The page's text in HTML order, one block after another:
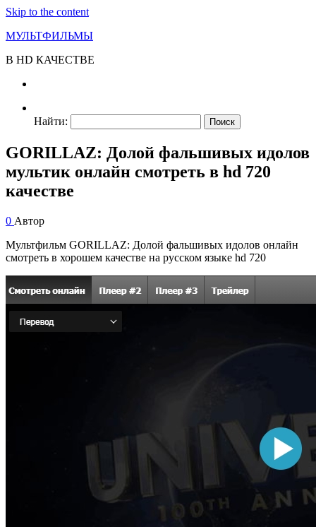
Skip to the content
МУЛЬТФИЛЬМЫ
В HD КАЧЕСТВЕ
Найти:
GORILLAZ: Долой фальшивых идолов
мультик онлайн смотреть в hd 720
качестве
0 Автор
Мультфильм GORILLAZ: Долой фальшивых идолов онлайн
смотреть в хорошем качестве на русском языке hd 720